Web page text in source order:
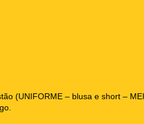
(UNIFORME – blusa e short –